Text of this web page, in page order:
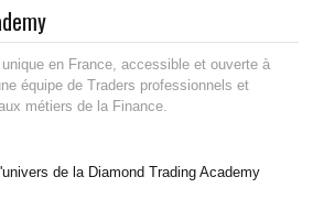
en France, accessible et ouverte à
équipe de Traders professionnels et
métiers de la Finance.
de la Diamond Trading Academy